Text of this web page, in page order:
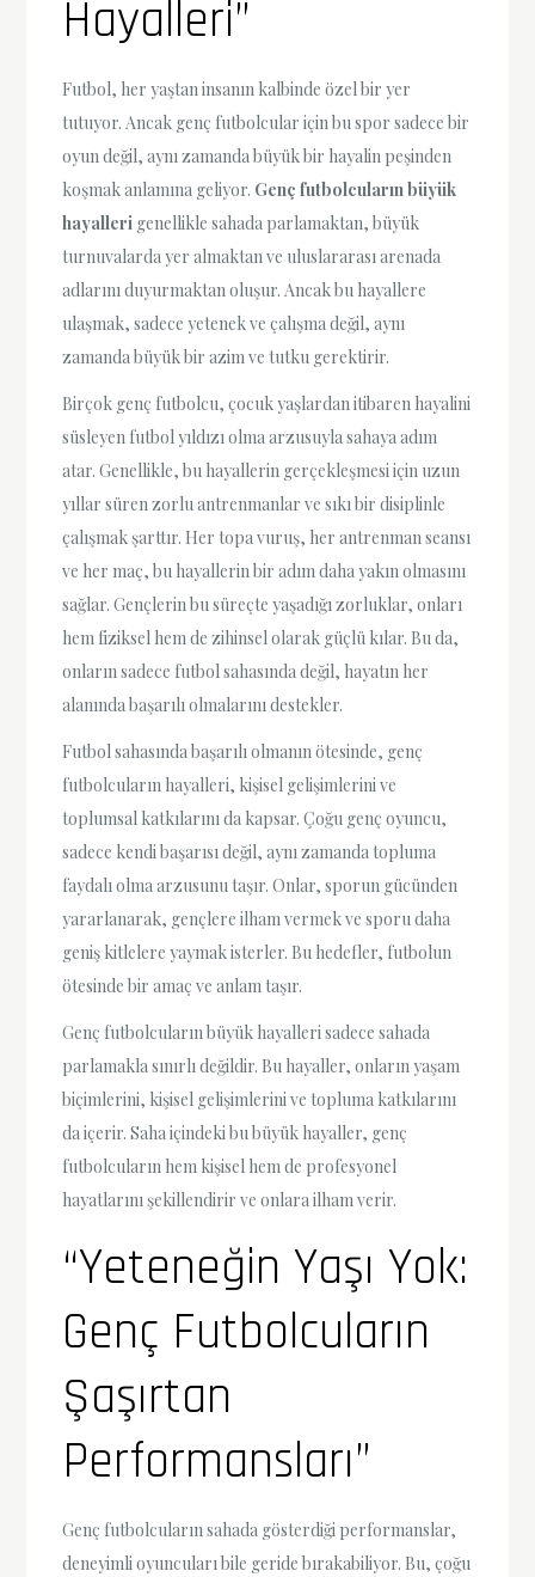
Hayalleri”
Futbol, her yaştan insanın kalbinde özel bir yer
tutuyor. Ancak genç futbolcular için bu spor sadece bir
oyun değil, aynı zamanda büyük bir hayalin peşinden
koşmak anlamına geliyor. Genç futbolcuların büyük
hayalleri genellikle sahada parlamaktan, büyük
turnuvalarda yer almaktan ve uluslararası arenada
adlarını duyurmaktan oluşur. Ancak bu hayallere
ulaşmak, sadece yetenek ve çalışma değil, aynı
zamanda büyük bir azim ve tutku gerektirir.
Birçok genç futbolcu, çocuk yaşlardan itibaren hayalini
süsleyen futbol yıldızı olma arzusuyla sahaya adım
atar. Genellikle, bu hayallerin gerçekleşmesi için uzun
yıllar süren zorlu antrenmanlar ve sıkı bir disiplinle
çalışmak şarttır. Her topa vuruş, her antrenman seansı
ve her maç, bu hayallerin bir adım daha yakın olmasını
sağlar. Gençlerin bu süreçte yaşadığı zorluklar, onları
hem fiziksel hem de zihinsel olarak güçlü kılar. Bu da,
onların sadece futbol sahasında değil, hayatın her
alanında başarılı olmalarını destekler.
Futbol sahasında başarılı olmanın ötesinde, genç
futbolcuların hayalleri, kişisel gelişimlerini ve
toplumsal katkılarını da kapsar. Çoğu genç oyuncu,
sadece kendi başarısı değil, aynı zamanda topluma
faydalı olma arzusunu taşır. Onlar, sporun gücünden
yararlanarak, gençlere ilham vermek ve sporu daha
geniş kitlelere yaymak isterler. Bu hedefler, futbolun
ötesinde bir amaç ve anlam taşır.
Genç futbolcuların büyük hayalleri sadece sahada
parlamakla sınırlı değildir. Bu hayaller, onların yaşam
biçimlerini, kişisel gelişimlerini ve topluma katkılarını
da içerir. Saha içindeki bu büyük hayaller, genç
futbolcuların hem kişisel hem de profesyonel
hayatlarını şekillendirir ve onlara ilham verir.
“Yeteneğin Yaşı Yok:
Genç Futbolcuların
Şaşırtan
Performansları”
Genç futbolcuların sahada gösterdiği performanslar,
deneyimli oyuncuları bile geride bırakabiliyor. Bu, çoğu